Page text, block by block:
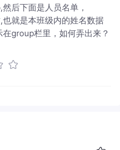
后下面是人员名单，
就是本班级内的姓名数据
group栏里，如何弄出来？